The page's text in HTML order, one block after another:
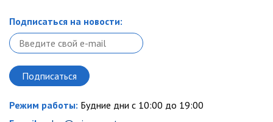
Подписаться на новости:
Режим работы: Будние дни с 10:00 до 19:00